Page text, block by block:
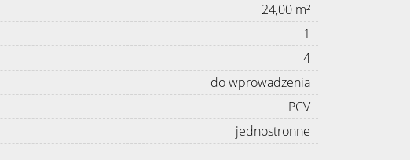
24,00 m²
1
4
do wprowadzenia
PCV
jednostronne